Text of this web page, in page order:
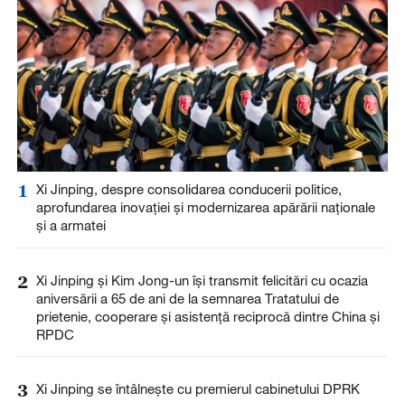
1
Xi Jinping, despre consolidarea conducerii politice,
aprofundarea inovației și modernizarea apărării naționale
și a armatei
2 Xi Jinping și Kim Jong-un își transmit felicitări cu ocazia
aniversării a 65 de ani de la semnarea Tratatului de
prietenie, cooperare și asistență reciprocă dintre China și
RPDC
3 Xi Jinping se întâlnește cu premierul cabinetului DPRK